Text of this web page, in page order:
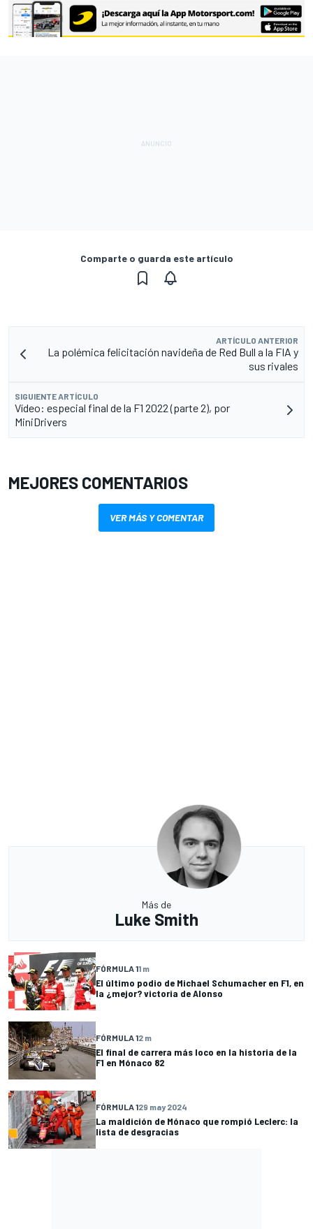
Comparte o guarda este artículo
ARTÍCULO ANTERIOR
La polémica felicitación navideña de Red Bull a la FIA y
sus rivales
SIGUIENTE ARTÍCULO
Vídeo: especial final de la F1 2022 (parte 2), por
MiniDrivers
MEJORES COMENTARIOS
VER MÁS Y COMENTAR
Más de
Luke Smith
FÓRMULA 11 m
El último podio de Michael Schumacher en F1, en
la ¿mejor? victoria de Alonso
FÓRMULA 12 m
El final de carrera más loco en la historia de la
F1 en Mónaco 82
FÓRMULA 129 may 2024
La maldición de Mónaco que rompió Leclerc: la
lista de desgracias